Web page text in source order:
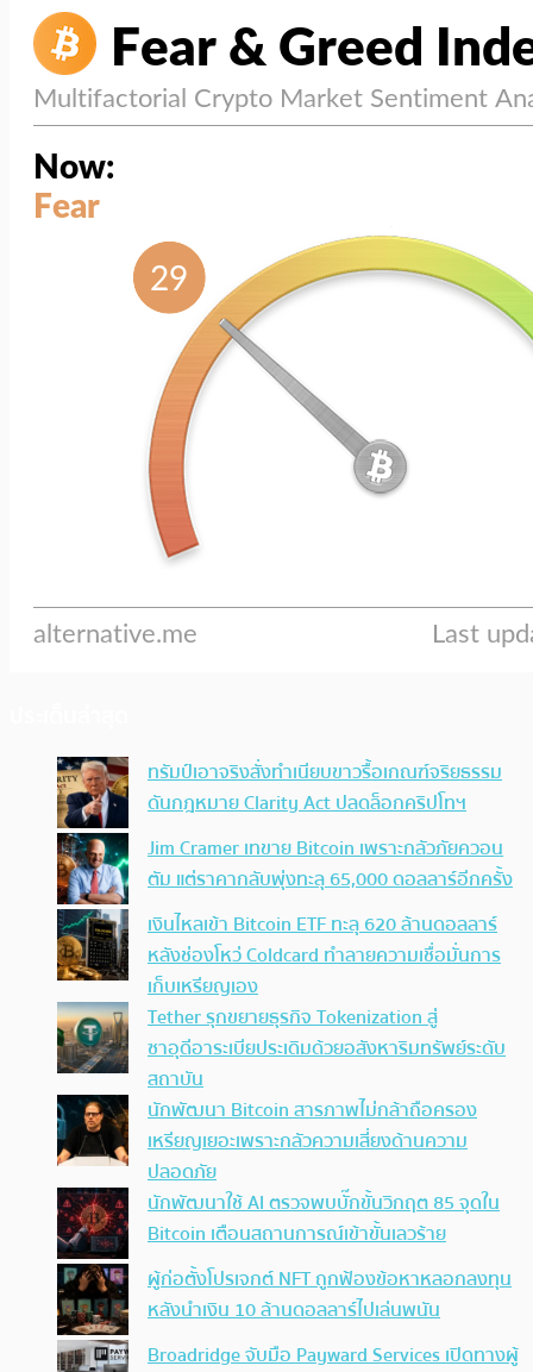
ทรัมป์เอาจริง สั่งทำเนียบขาวรื้อเกณฑ์จริยธรรม
ดันกฎหมาย Clarity Act ปลดล็อกคริปโทฯ
Jim Cramer เทขาย Bitcoin เพราะกลัวภัยควอน
ตัม แต่ราคากลับพุ่งทะลุ 65,000 ดอลลาร์อีกครั้ง
เงินไหลเข้า Bitcoin ETF ทะลุ 620 ล้านดอลลาร์
หลังช่องโหว่ Coldcard ทำลายความเชื่อมั่นการ
เก็บเหรียญเอง
Tether รุกขยายธุรกิจ Tokenization สู่
ซาอุดีอาระเบียประเดิมด้วยอสังหาริมทรัพย์ระดับ
สถาบัน
นักพัฒนา Bitcoin สารภาพไม่กล้าถือครอง
เหรียญเยอะเพราะกลัวความเสี่ยงด้านความ
ปลอดภัย
นักพัฒนาใช้ AI ตรวจพบบั๊กขั้นวิกฤต 85 จุดใน
Bitcoin เตือนสถานการณ์เข้าขั้นเลวร้าย
ผู้ก่อตั้งโปรเจกต์ NFT ถูกฟ้องข้อหาหลอกลงทุน
หลังนำเงิน 10 ล้านดอลลาร์ไปเล่นพนัน
Broadridge จับมือ Payward Services เปิดทางผู้